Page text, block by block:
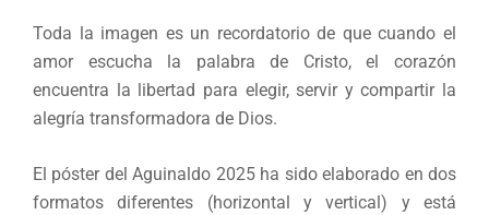
Toda la imagen es un recordatorio de que cuando el
amor escucha la palabra de Cristo, el corazón
encuentra la libertad para elegir, servir y compartir la
alegría transformadora de Dios.
El póster del Aguinaldo 2025 ha sido elaborado en dos
formatos diferentes (horizontal y vertical) y está